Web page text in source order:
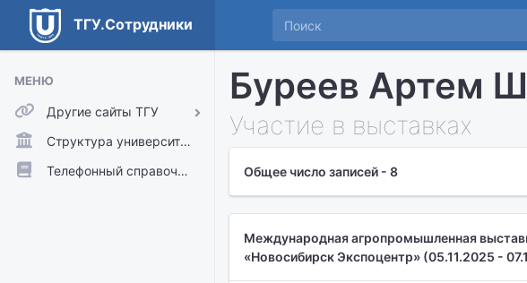
ТГУ.Сотрудники
МЕНЮ
Другие сайты ТГУ
ТГУ.Аккаунты
ТГУ.Расписание
Структура университета
Телефонный справочник
Буреев Артем
Участие в выставках
Общее число записей - 8
Международная агропромышленная
«Новосибирск Экспоцентр» (05.11.2025 -